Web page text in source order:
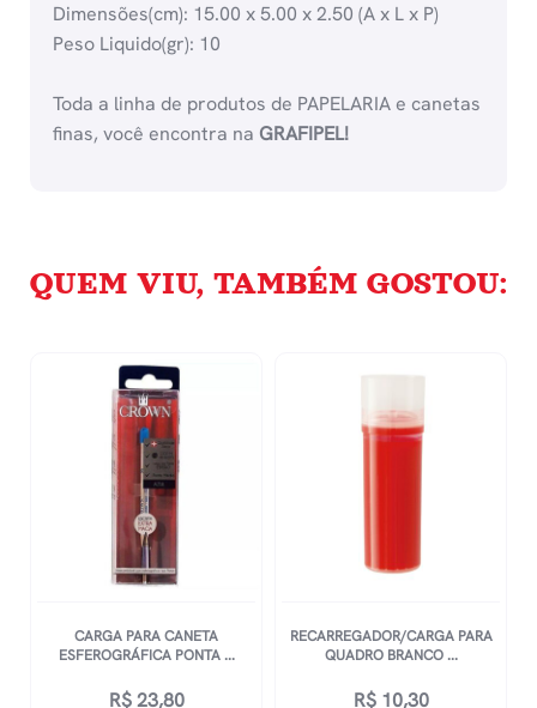
Dimensões(cm): 15.00 x 5.00 x 2.50 (A x L x P)
Peso Liquido(gr): 10
Toda a linha de produtos de PAPELARIA e canetas
finas, você encontra na GRAFIPEL!
QUEM VIU, TAMBÉM GOSTOU:
CARGA PARA CANETA
ESFEROGRÁFICA PONTA ...
R$23,80
RECARREGADOR/CARGA PARA
QUADRO BRANCO ...
R$10,30